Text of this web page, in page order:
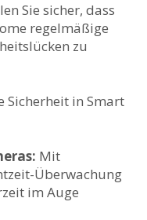
Sie ⁣sicher,‍ dass⁢
regelmäßige
zu
Sicherheit ⁢in ​Smart​
Mit⁤
Überwachung
im Auge